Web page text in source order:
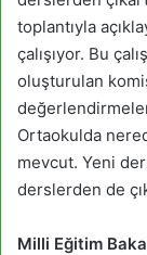
toplantıyla
çalışıyor. Bu
oluşturulan
Ortaokulda
mevcut. Yeni
derslerden de
Milli Eğitim